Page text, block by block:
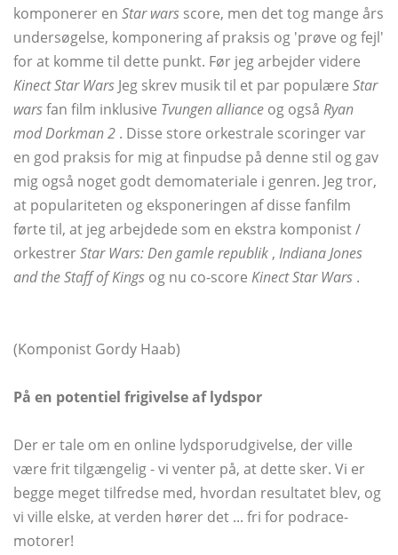
komponerer en Star wars score, men det tog mange års
undersøgelse, komponering af praksis og 'prøve og fejl'
for at komme til dette punkt. Før jeg arbejder videre
Kinect Star Wars Jeg skrev musik til et par populære Star
warsfan film inklusive Tvungen alliance og også Ryan
mod Dorkman 2 . Disse store orkestrale scoringer var
en god praksis for mig at finpudse på denne stil og gav
mig også noget godt demomateriale i genren. Jeg tror, ​​
at populariteten og eksponeringen af ​​disse fanfilm
førte til, at jeg arbejdede som en ekstra komponist /
orkestrerStar Wars: Den gamle republik , Indiana Jones
and the Staff of Kings og nu co-score Kinect Star Wars .
(Komponist Gordy Haab)
På en potentiel frigivelse af lydspor
Der er tale om en online lydsporudgivelse, der ville
være frit tilgængelig - vi venter på, at dette sker. Vi er
begge meget tilfredse med, hvordan resultatet blev, og
vi ville elske, at verden hører det ... fri for podrace-
motorer!